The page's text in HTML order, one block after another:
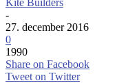
-
27. december 2016
0
1990
Share on Facebook
Tweet on Twitter